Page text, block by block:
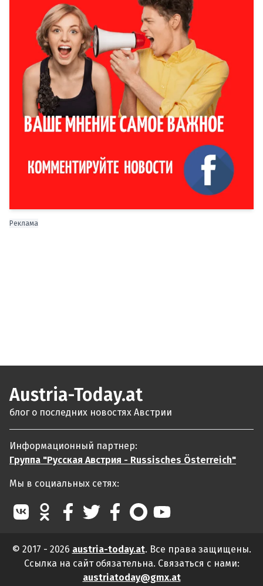
Реклама
Austria-Today.at
блог о последних новостях Австрии
Информационный партнер:
Группа "Русская Австрия - Russisches Österreich"
Мы в социальных сетях:
© 2017 - 2026 austria-today.at. Все права защищены.
Ссылка на сайт обязательна. Связаться с нами:
austriatoday@gmx.at